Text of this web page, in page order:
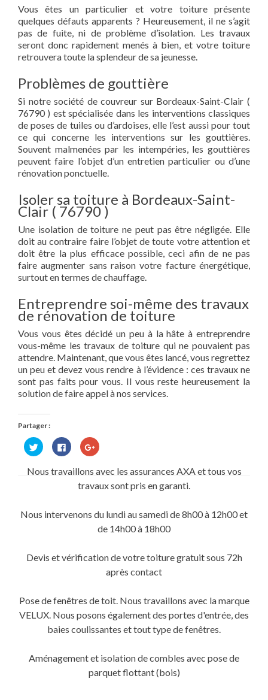
Vous êtes un particulier et votre toiture présente
quelques défauts apparents ? Heureusement, il ne s’agit
pas de fuite, ni de problème d’isolation. Les travaux
seront donc rapidement menés à bien, et votre toiture
retrouvera toute la splendeur de sa jeunesse.
Problèmes de gouttière
Si notre société de couvreur sur Bordeaux-Saint-Clair (
76790 ) est spécialisée dans les interventions classiques
de poses de tuiles ou d’ardoises, elle l’est aussi pour tout
ce qui concerne les interventions sur les gouttières.
Souvent malmenées par les intempéries, les gouttières
peuvent faire l’objet d’un entretien particulier ou d’une
rénovation ponctuelle.
Isoler sa toiture à Bordeaux-Saint-
Clair ( 76790 )
Une isolation de toiture ne peut pas être négligée. Elle
doit au contraire faire l’objet de toute votre attention et
doit être la plus efficace possible, ceci afin de ne pas
faire augmenter sans raison votre facture énergétique,
surtout en termes de chauffage.
Entreprendre soi-même des travaux
de rénovation de toiture
Vous vous êtes décidé un peu à la hâte à entreprendre
vous-même les travaux de toiture qui ne pouvaient pas
attendre. Maintenant, que vous êtes lancé, vous regrettez
un peu et devez vous rendre à l’évidence : ces travaux ne
sont pas faits pour vous. Il vous reste heureusement la
solution de faire appel à nos services.
Partager :
Cliquez
pour
partager
Twitter(ouvre
Cliquez
pour
partager
sur
Facebook(ouvre
dans
une
Cliquez
pour
Google+
dans
fenêtre)
Nous travaillons avec les assurances AXA et tous vos
travaux sont pris en garanti.
Nous intervenons du lundi au samedi de 8h00 à 12h00 et
de 14h00 à 18h00
Devis et vérification de votre toiture gratuit sous 72h
après contact
Pose de fenêtres de toit. Nous travaillons avec la marque
VELUX. Nous posons également des portes d'entrée, des
baies coulissantes et tout type de fenêtres.
Aménagement et isolation de combles avec pose de
parquet flottant (bois)